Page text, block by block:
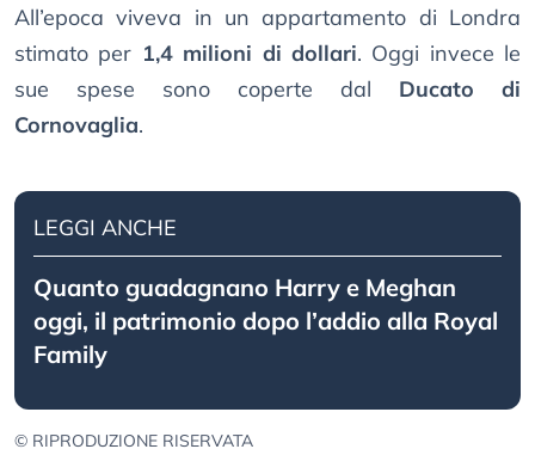
All’epoca viveva in un appartamento di Londra
stimato per 1,4 milioni di dollari. Oggi invece le
sue spese sono coperte dal Ducato di
Cornovaglia.
LEGGI ANCHE
Quanto guadagnano Harry e Meghan
oggi, il patrimonio dopo l’addio alla Royal
Family
© RIPRODUZIONE RISERVATA